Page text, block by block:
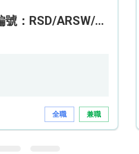
助理復康服務員 (編號：RSD/ARSW/CTE)
全職 兼職